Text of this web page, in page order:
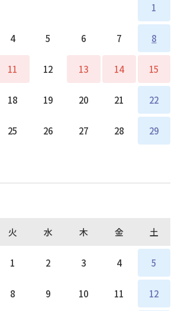
1
4 5 6 7 8
11 12 13 14 15
18 19 20 21 22
25 26 27 28 29
火 水 木 金 土
1 2 3 4 5
8 9 10 11 12